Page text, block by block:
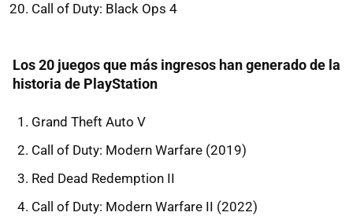
Call of Duty: Black Ops 4
Los 20 juegos que más ingresos han generado de la
historia de PlayStation
Grand Theft Auto V
Call of Duty: Modern Warfare (2019)
Red Dead Redemption II
Call of Duty: Modern Warfare II (2022)